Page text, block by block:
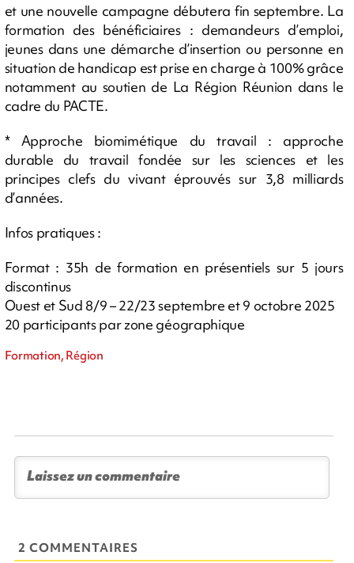
et une nouvelle campagne débutera fin septembre. La
formation des bénéficiaires : demandeurs d’emploi,
jeunes dans une démarche d’insertion ou personne en
situation de handicap est prise en charge à 100% grâce
notamment au soutien de La Région Réunion dans le
cadre du PACTE.
* Approche biomimétique du travail : approche
durable du travail fondée sur les sciences et les
principes clefs du vivant éprouvés sur 3,8 milliards
d’années.
Infos pratiques :
Format : 35h de formation en présentiels sur 5 jours
discontinus
Ouest et Sud 8/9 – 22/23 septembre et 9 octobre 2025
20 participants par zone géographique
Formation, Région
2 COMMENTAIRES